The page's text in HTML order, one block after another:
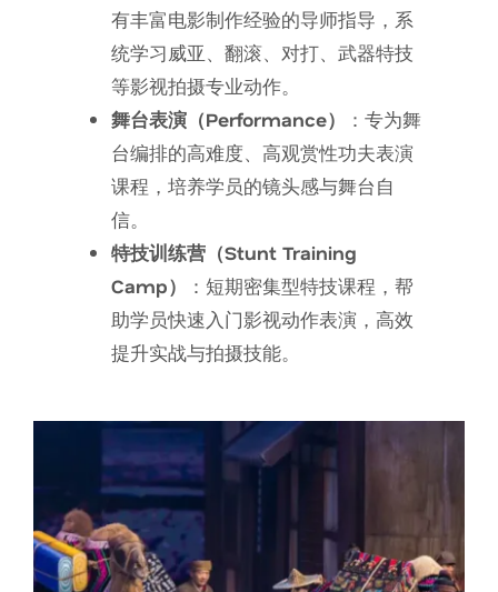
有丰富电影制作经验的导师指导，系
统学习威亚、翻滚、对打、武器特技
等影视拍摄专业动作。
舞台表演（Performance）
：专为舞
台编排的高难度、高观赏性功夫表演
课程，培养学员的镜头感与舞台自
信。
特技训练营（Stunt Training
Camp）
：短期密集型特技课程，帮
助学员快速入门影视动作表演，高效
提升实战与拍摄技能。